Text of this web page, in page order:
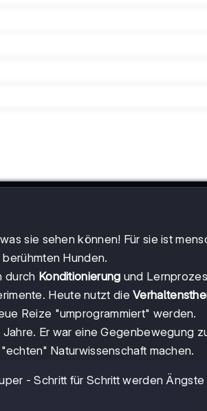
sie sehen können! Für sie ist
Hunden.
durch Konditionierung und
Heute nutzt die
Reize "umprogrammiert" werden.
Er war eine Gegenbewegung
Naturwissenschaft machen.
- Schritt für Schritt werden